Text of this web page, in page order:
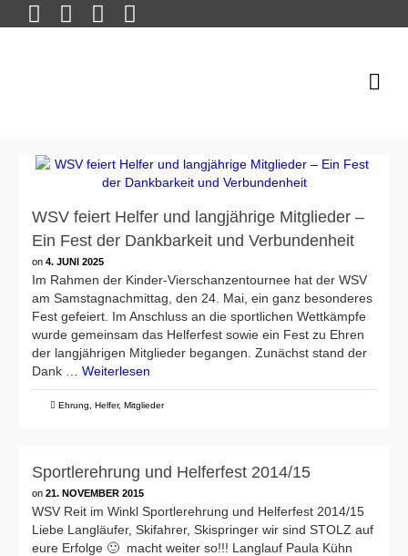
WSV feiert Helfer und langjährige Mitglieder –
Ein Fest der Dankbarkeit und Verbundenheit
on 4. JUNI 2025
Im Rahmen der Kinder-Vierschanzentournee hat der WSV
am Samstagnachmittag, den 24. Mai, ein ganz besonderes
Fest gefeiert. Im Anschluss an die sportlichen Wettkämpfe
wurde gemeinsam das Helferfest sowie ein Fest zu Ehren
der langjährigen Mitglieder begangen. Zunächst stand der
Dank … Weiterlesen
Ehrung Helfer, Mitglieder
Sportlerehrung und Helferfest 2014/15
on 21. NOVEMBER 2015
WSV Reit im Winkl Sportlerehrung und Helferfest 2014/15
Liebe Langläufer, Skifahrer, Skispringer wir sind STOLZ auf
eure Erfolge 🙂 macht weiter so!!! Langlauf Paula Kühn